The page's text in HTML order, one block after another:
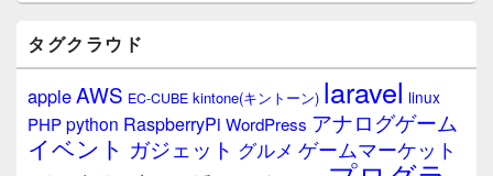
タグクラウド
appleAWS EC-CUBE kintone(キントーン) laravel linux
PHPpython RaspberryPi WordPress アナログゲーム
イベント ガジェット グルメ ゲームマーケット